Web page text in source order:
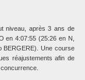
niveau, après 3 ans de
en 4:07:55 (25:26 en N,
BERGERE). Une course
réajustements afin de